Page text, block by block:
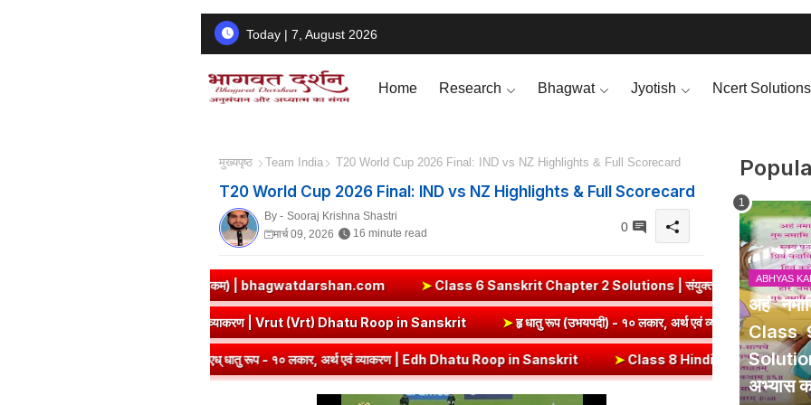
Today | 7, August 2026
Home Research Bhagwat Jyotish Ncert Solutions
मुख्यपृष्ठ Team India T20 World Cup 2026 Final: IND vs NZ Highlights & Full Scorecard
T20 World Cup 2026 Final: IND vs NZ Highlights & Full Scorecard
By - Sooraj Krishna Shastri
मार्च 09, 2026
16 minute read 0
किम् ? (दीपकम) | bhagwatdarshan.com ➤Class 6 Sanskrit Chapter 2 Solutions | संयुक्त-व्यञ्जनानि (दीपकम) |
वृत् धातु रूप - १० लकार, अर्थ एवं व्याकरण | Vrut (Vrt) Dhatu Roop in Sanskrit ➤हृ धातु रूप (उभयपदी) - १० लकार,
एध् धातु रूप - १० लकार, अर्थ एवं व्याकरण | Edh Dhatu Roop in Sanskrit ➤Class 8 Hindi Malhar Chapter 4 Haridwar | हरिद्वार
ABHYAS
अहं
Class
अभ्यास